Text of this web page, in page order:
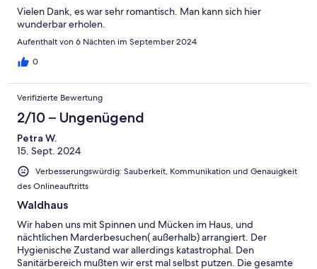
Vielen Dank, es war sehr romantisch. Man kann sich hier
wunderbar erholen.
Aufenthalt von 6 Nächten im September 2024
0
Verifizierte Bewertung
2/10 – Ungenügend
Petra W.
15. Sept. 2024
Verbesserungswürdig: Sauberkeit, Kommunikation und Genauigkeit
des Onlineauftritts
Waldhaus
Wir haben uns mit Spinnen und Mücken im Haus, und
nächtlichen Marderbesuchen( außerhalb) arrangiert. Der
Hygienische Zustand war allerdings katastrophal. Den
Sanitärbereich mußten wir erst mal selbst putzen. Die gesamte